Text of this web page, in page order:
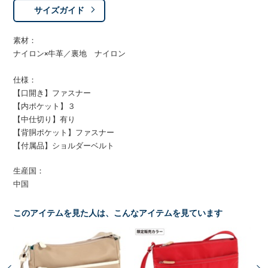
サイズガイド
素材：
ナイロン×牛革／裏地 ナイロン
仕様：
【口開き】ファスナー
【内ポケット】３
【中仕切り】有り
【背胴ポケット】ファスナー
【付属品】ショルダーベルト
生産国：
中国
このアイテムを見た人は、こんなアイテムを見ています